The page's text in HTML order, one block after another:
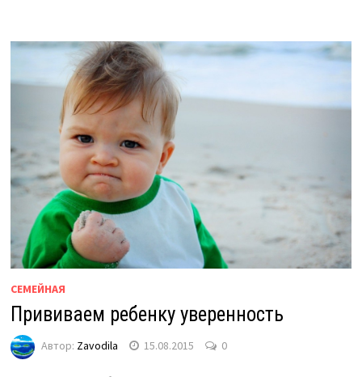
СЕМЕЙНАЯ
Прививаем ребенку уверенность
Автор: Zavodila 15.08.2015 0